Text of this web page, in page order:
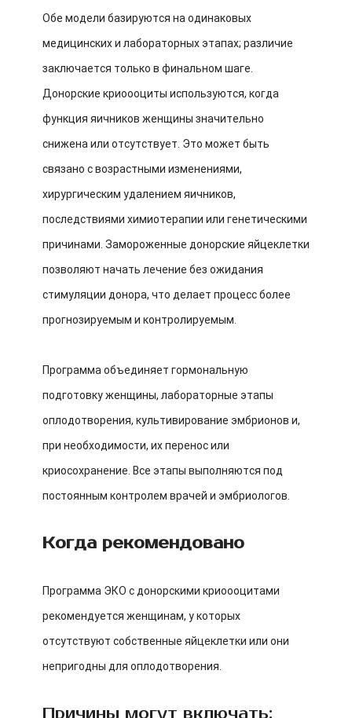
Обе модели базируются на одинаковых
медицинских и лабораторных этапах; различие
заключается только в финальном шаге.
Донорские криоооциты используются, когда
функция яичников женщины значительно
снижена или отсутствует. Это может быть
связано с возрастными изменениями,
хирургическим удалением яичников,
последствиями химиотерапии или генетическими
причинами. Замороженные донорские яйцеклетки
позволяют начать лечение без ожидания
стимуляции донора, что делает процесс более
прогнозируемым и контролируемым.
Программа объединяет гормональную
подготовку женщины, лабораторные этапы
оплодотворения, культивирование эмбрионов и,
при необходимости, их перенос или
криосохранение. Все этапы выполняются под
постоянным контролем врачей и эмбриологов.
Когда рекомендовано
Программа ЭКО с донорскими криоооцитами
рекомендуется женщинам, у которых
отсутствуют собственные яйцеклетки или они
непригодны для оплодотворения.
Причины могут включать: